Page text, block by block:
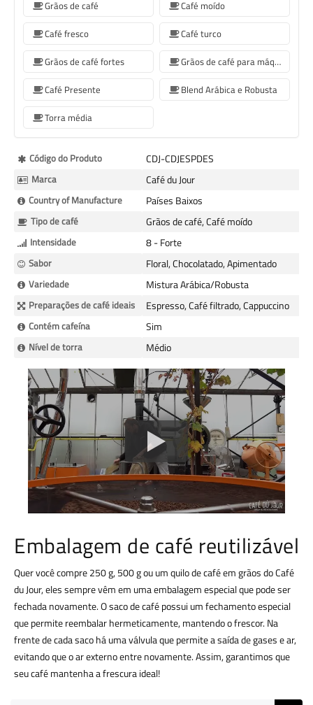
Grãos de café
Café moído
Café fresco
Café turco
Grãos de café fortes
Grãos de café para máquinas de café Sage
Café Presente
Blend Arábica e Robusta
Torra média
Mais
informação
Código do Produto CDJ-CDJESPDES
Marca Café du Jour
Country of Manufacture Países Baixos
Tipo de café Grãos de café, Café moído
Intensidade 8 - Forte
Sabor Floral, Chocolatado, Apimentado
Variedade Mistura Arábica/Robusta
Preparações de café ideais Espresso, Café filtrado, Cappuccino
Contém cafeína Sim
Nível de torra Médio
Embalagem de café reutilizável
Quer você compre 250 g, 500 g ou um quilo de café em grãos do Café
du Jour, eles sempre vêm em uma embalagem especial que pode ser
fechada novamente. O saco de café possui um fechamento especial
que permite reembalar hermeticamente, mantendo o frescor. Na
frente de cada saco há uma válvula que permite a saída de gases e ar,
evitando que o ar externo entre novamente. Assim, garantimos que
seu café mantenha a frescura ideal!